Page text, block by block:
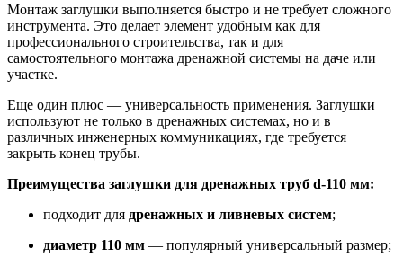
Монтаж заглушки выполняется быстро и не требует сложного
инструмента. Это делает элемент удобным как для
профессионального строительства, так и для
самостоятельного монтажа дренажной системы на даче или
участке.
Еще один плюс — универсальность применения. Заглушки
используют не только в дренажных системах, но и в
различных инженерных коммуникациях, где требуется
закрыть конец трубы.
Преимущества заглушки для дренажных труб d-110 мм:
подходит для дренажных и ливневых систем;
диаметр 110 мм — популярный универсальный размер;